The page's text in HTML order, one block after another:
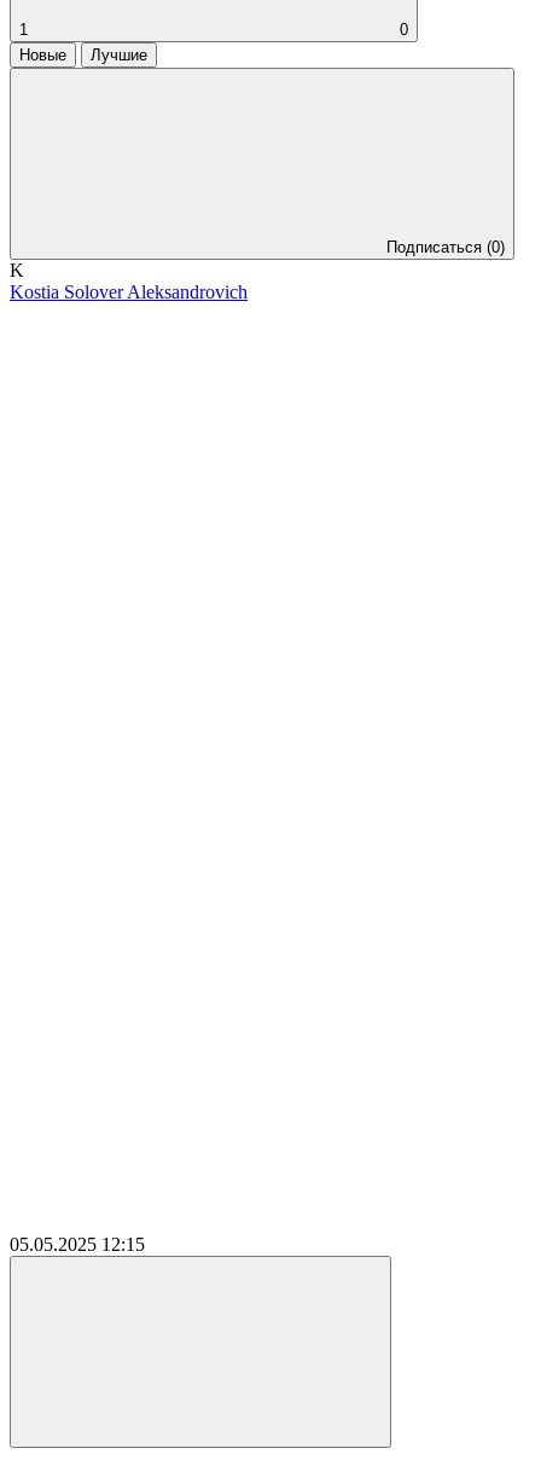
1
0
Новые
Лучшие
Подписаться (0)
K
Kostia Solover Aleksandrovich
05.05.2025 12:15